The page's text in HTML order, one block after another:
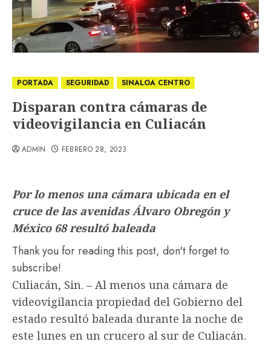
PORTADA SEGURIDAD SINALOA CENTRO
Disparan contra cámaras de
videovigilancia en Culiacán
ADMIN FEBRERO 28, 2023
Por lo menos una cámara ubicada en el
cruce de las avenidas Álvaro Obregón y
México 68 resultó baleada
Thank you for reading this post, don't forget to
subscribe!
Culiacán, Sin. – Al menos una cámara de
videovigilancia propiedad del Gobierno del
estado resultó baleada durante la noche de
este lunes en un crucero al sur de Culiacán.